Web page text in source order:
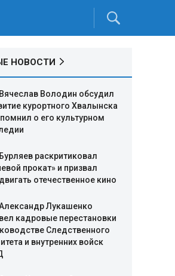
НОВОСТИ
Вячеслав Володин обсудил
курортного Хвалынска
о его культурном
Бурляев раскритиковал
прокат» и призвал
отечественное кино
Лукашенко
кадровые перестановки
Следственного
и внутренних войск